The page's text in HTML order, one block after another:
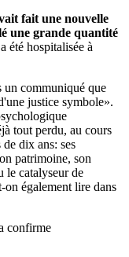
fait une nouvelle
une grande quantité
été hospitalisée à
un communiqué que
justice symbole».
tout perdu, au cours
dix ans: ses
patrimoine, son
le catalyseur de
également lire dans
confirme